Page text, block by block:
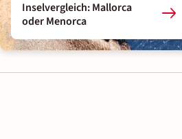
Inselvergleich: Mallorca
oder Menorca